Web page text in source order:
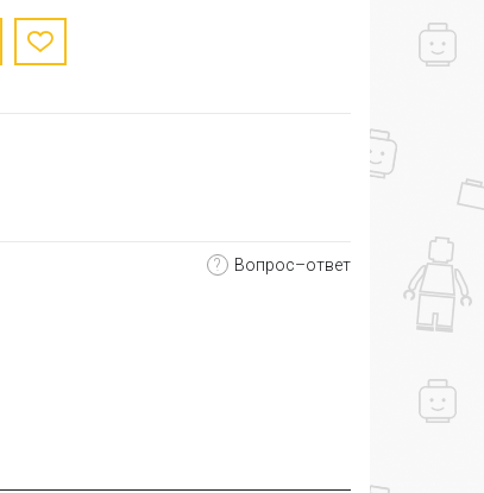
? Вопрос–ответ